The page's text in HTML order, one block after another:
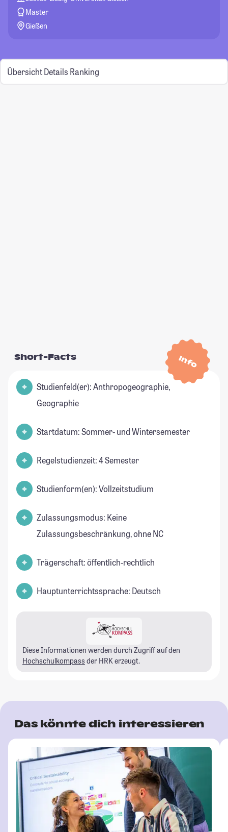
Master
Gießen
Übersicht Details Ranking
Info
Short-Facts
Studienfeld(er): Anthropogeographie,
Geographie
Startdatum: Sommer- und Wintersemester
Regelstudienzeit: 4 Semester
Studienform(en): Vollzeitstudium
Zulassungsmodus: Keine
Zulassungsbeschränkung, ohne NC
Trägerschaft: öffentlich-rechtlich
Hauptunterrichtssprache: Deutsch
Diese Informationen werden durch Zugriff auf den
Hochschulkompass der HRK erzeugt.
Das könnte dich interessieren